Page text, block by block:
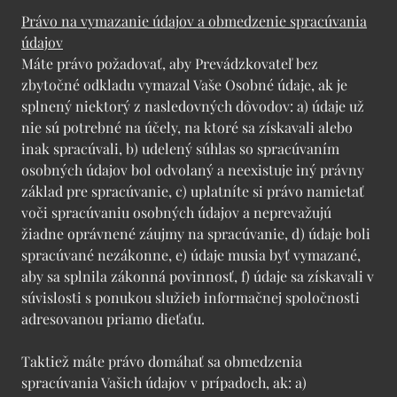
Právo na vymazanie údajov a obmedzenie spracúvania
údajov
Máte právo požadovať, aby Prevádzkovateľ bez
zbytočné odkladu vymazal Vaše Osobné údaje, ak je
splnený niektorý z nasledovných dôvodov: a) údaje už
nie sú potrebné na účely, na ktoré sa získavali alebo
inak spracúvali, b) udelený súhlas so spracúvaním
osobných údajov bol odvolaný a neexistuje iný právny
základ pre spracúvanie, c) uplatníte si právo namietať
voči spracúvaniu osobných údajov a neprevažujú
žiadne oprávnené záujmy na spracúvanie, d) údaje boli
spracúvané nezákonne, e) údaje musia byť vymazané,
aby sa splnila zákonná povinnosť, f) údaje sa získavali v
súvislosti s ponukou služieb informačnej spoločnosti
adresovanou priamo dieťaťu.
Taktiež máte právo domáhať sa obmedzenia
spracúvania Vašich údajov v prípadoch, ak: a)